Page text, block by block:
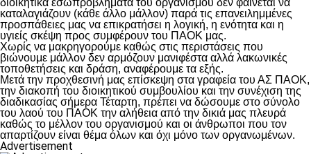
διοικητικά εσωπροβλήματα του οργανισμού δεν φαίνεται να
καταλαγιάζουν (κάθε άλλο μάλλον) παρά τις επανειλημμένες
προσπάθειες μας να επικρατήσει η λογική, η ενότητα και η
υγιείς σκέψη προς συμφέρουν του ΠΑΟΚ μας.
Χωρίς να μακρηγορούμε καθώς στις περιστάσεις που
βιώνουμε μάλλον δεν αρμόζουν μανιφέστα αλλά λακωνικές
τοποθετήσεις και δράση, αναφέρουμε τα εξής.
Μετά την προχθεσινή μας επίσκεψη στα γραφεία του ΑΣ ΠΑΟΚ,
την διακοπή του διοικητικού συμβουλίου και την συνέχιση της
διαδικασίας σήμερα Τέταρτη, πρέπει να δώσουμε στο σύνολο
του λαού του ΠΑΟΚ την αλήθεια από την δικιά μας πλευρά
καθώς το μέλλον του οργανισμού και οι άνθρωποι που τον
απαρτίζουν είναι θέμα όλων και όχι μόνο των οργανωμένων.
Advertisement